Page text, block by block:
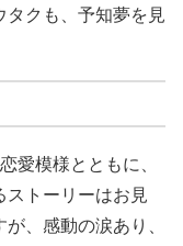
タクも、予知夢を見
愛模様とともに、
ストーリーはお見
、感動の涙あり、